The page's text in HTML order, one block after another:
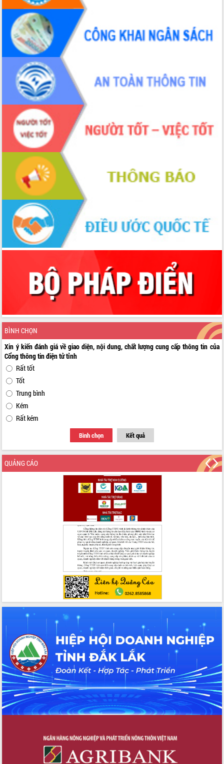
BÌNH CHỌN
Xin ý kiến đánh giá về giao diện, nội dung, chất lượng cung cấp thông tin của
Cổng thông tin điện tử tỉnh
Rất tốt
Tốt
Trung bình
Kém
Rất kém
Bình chọn Kết quả
QUẢNG CÁO